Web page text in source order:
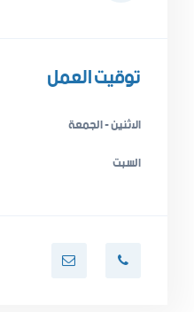
توقيت العمل
الاثنين - الجمعة
السبت